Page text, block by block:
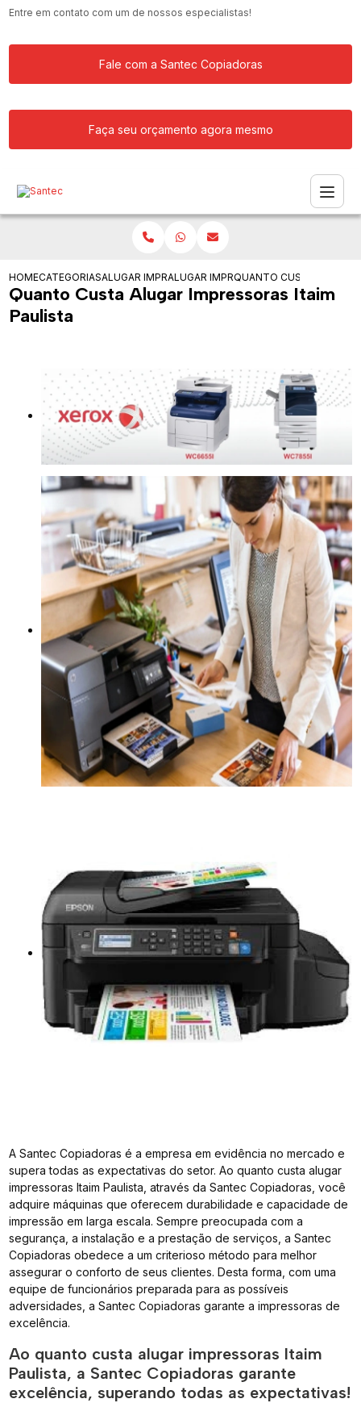
Entre em contato com um de nossos especialistas!
Fale com a Santec Copiadoras
Faça seu orçamento agora mesmo
HOMECATEGORIASALUGAR IMPRESSORAALUGAR IMPRESSORA PARA GRANDES
QUANTO CUSTA ALUGAR
Quanto Custa Alugar Impressoras Itaim
Paulista
A Santec Copiadoras é a empresa em evidência no mercado e
supera todas as expectativas do setor. Ao quanto custa alugar
impressoras Itaim Paulista, através da Santec Copiadoras, você
adquire máquinas que oferecem durabilidade e capacidade de
impressão em larga escala. Sempre preocupada com a
segurança, a instalação e a prestação de serviços, a Santec
Copiadoras obedece a um criterioso método para melhor
assegurar o conforto de seus clientes. Desta forma, com uma
equipe de funcionários preparada para as possíveis
adversidades, a Santec Copiadoras garante a impressoras de
excelência.
Ao quanto custa alugar impressoras Itaim
Paulista, a Santec Copiadoras garante
excelência, superando todas as expectativas!